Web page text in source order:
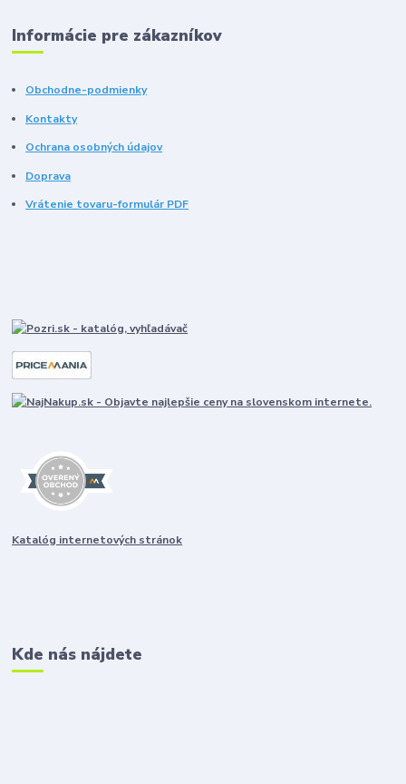
Informácie pre zákazníkov
Obchodne-podmienky
Kontakty
Ochrana osobných údajov
Doprava
Vrátenie tovaru-formulár PDF
Katalóg internetových stránok
Kde nás nájdete